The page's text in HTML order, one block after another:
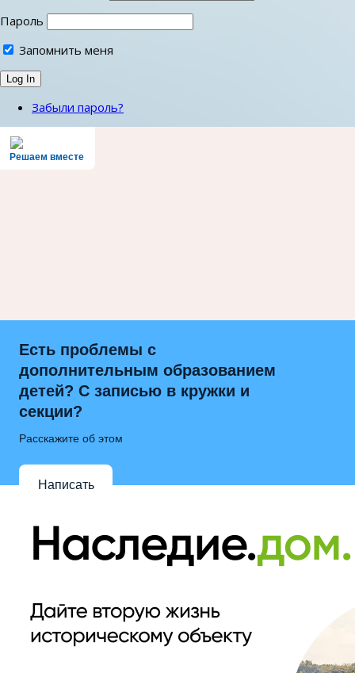
Пароль
Запомнить меня
Забыли пароль?
Решаем вместе
Есть проблемы с
дополнительным образованием
детей? С записью в кружки и
секции?
Расскажите об этом
Написать